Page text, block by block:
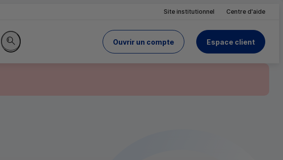
Site institutionnel Centre d'aide
Rechercher sur le site
Ouvrir un compte
du Crédit Mutuel Espace client